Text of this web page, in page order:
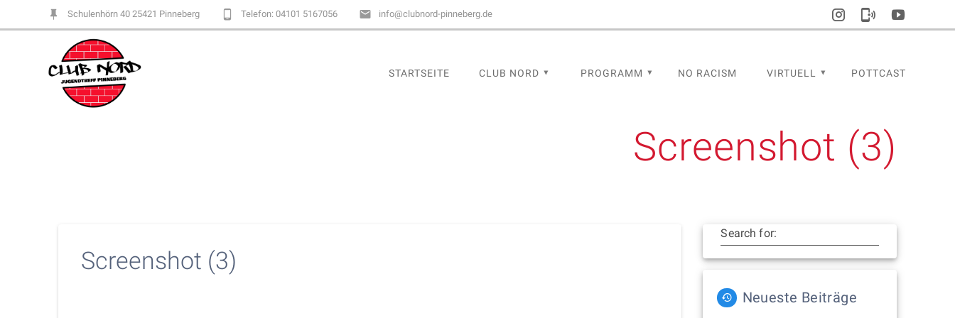
Schulenhörn 40 25421 Pinneberg Telefon: 04101 5167056 info@clubnord-pinneberg.de
STARTSEITE CLUB NORD PROGRAMM NO RACISM VIRTUELL POTTCAST
Screenshot (3)
Screenshot (3)
Search for:
Neueste Beiträge